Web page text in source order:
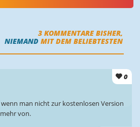
3 KOMMENTARE BISHER,
NIEMAND MIT DEM BELIEBTESTEN
0
man nicht zur kostenlosen Version
von.